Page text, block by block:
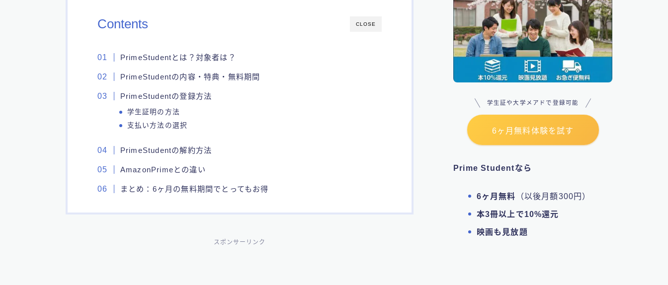
CLOSE
Contents
PrimeStudentとは？対象者は？
PrimeStudentの内容・特典・無料期間
PrimeStudentの登録方法
学生証明の方法
支払い方法の選択
PrimeStudentの解約方法
AmazonPrimeとの違い
まとめ：6ヶ月の無料期間でとってもお得
スポンサーリンク
学生証や大学メアドで登録可能
6ヶ月無料体験を試す
Prime Studentなら
6ヶ月無料 （以後月額300円）
本3冊以上で10%還元
映画も見放題